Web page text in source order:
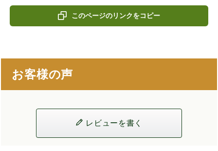
このページのリンクをコピー
お客様の声
レビューを書く